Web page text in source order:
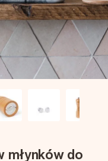
młynków do